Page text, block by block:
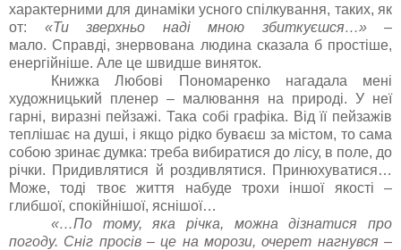
характерними для динаміки усного спілкування, таких, як
от: «Ти зверхньо наді мною збиткуєшся…»–
мало. Справді, знервована людина сказала б простіше,
енергійніше. Але це швидше виняток.
Книжка Любові Пономаренко нагадала мені
художницький пленер – малювання на природі. У неї
гарні, виразні пейзажі. Така собі графіка. Від її пейзажів
теплішає на душі, і якщо рідко буваєш за містом, то сама
собою зринає думка: треба вибиратися до лісу, в поле, до
річки. Придивлятися й роздивлятися. Принюхуватися…
Може, тоді твоє життя набуде трохи іншої якості –
глибшої, спокійнішої, яснішої…
«…По тому, яка річка, можна дізнатися про
погоду. Сніг просів – це на морози, очерет нагнувся –